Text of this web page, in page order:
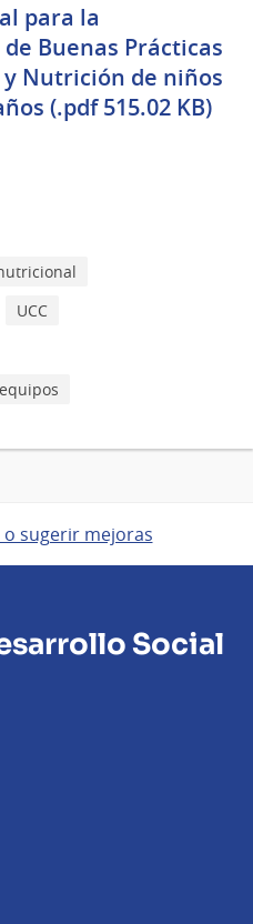
para la
Buenas Prácticas
Nutrición de niños
(.pdf 515.02 KB)
UCC
sugerir mejoras
Social